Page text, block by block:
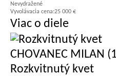
Nevydražené
Vyvolávacia cena:25 000 €
Viac o diele
CHOVANEC MILAN
Rozkvitnutý kvet